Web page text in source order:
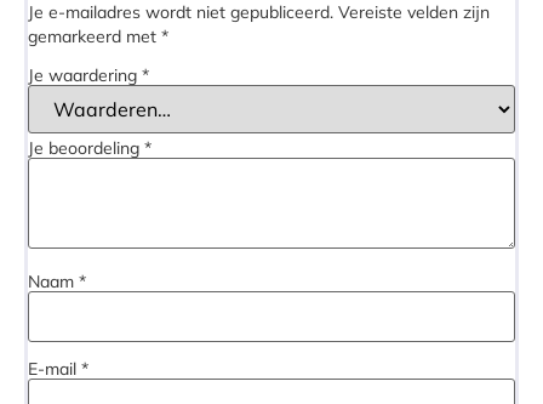
Je e-mailadres wordt niet gepubliceerd. Vereiste velden zijn
gemarkeerd met *
Je waardering *
Je beoordeling *
Naam *
E-mail *